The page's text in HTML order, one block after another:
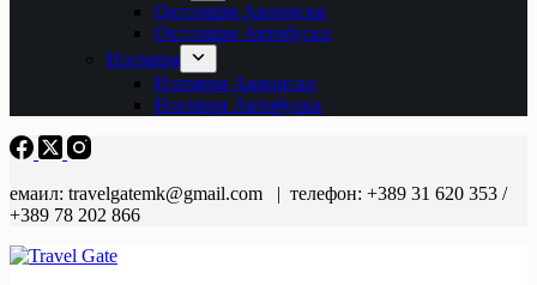
Октомври Авионски
Октомври Автобуски
Ноември
Ноември Авионски
Ноември Автобуски
емаил: travelgatemk@gmail.com | телефон: +389 31 620 353 /
+389 78 202 866